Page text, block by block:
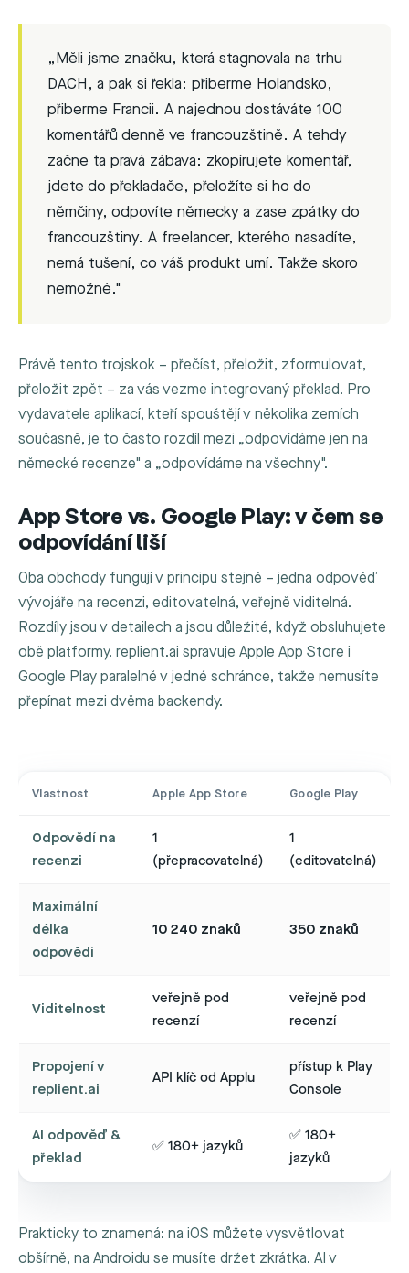
„Měli jsme značku, která stagnovala na trhu
DACH, a pak si řekla: přiberme Holandsko,
přiberme Francii. A najednou dostáváte 100
komentářů denně ve francouzštině. A tehdy
začne ta pravá zábava: zkopírujete komentář,
jdete do překladače, přeložíte si ho do
němčiny, odpovíte německy a zase zpátky do
francouzštiny. A freelancer, kterého nasadíte,
nemá tušení, co váš produkt umí. Takže skoro
nemožné."
Právě tento trojskok – přečíst, přeložit, zformulovat,
přeložit zpět – za vás vezme integrovaný překlad. Pro
vydavatele aplikací, kteří spouštějí v několika zemích
současně, je to často rozdíl mezi „odpovídáme jen na
německé recenze" a „odpovídáme na všechny".
App Store vs. Google Play: v čem se
odpovídání liší
Oba obchody fungují v principu stejně – jedna odpověď
vývojáře na recenzi, editovatelná, veřejně viditelná.
Rozdíly jsou v detailech a jsou důležité, když obsluhujete
obě platformy. replient.ai spravuje Apple App Store i
Google Play paralelně v jedné schránce, takže nemusíte
přepínat mezi dvěma backendy.
Vlastnost Apple App Store Google Play
Odpovědí na
recenzi
1
(přepracovatelná)
1
(editovatelná)
Maximální
délka
odpovědi
10 240 znaků 350 znaků
Viditelnost
veřejně pod
recenzí
veřejně pod
recenzí
Propojení v
replient.ai
API klíč od Applu
přístup k Play
Console
AI odpověď &
překlad
✅ 180+ jazyků
✅ 180+
jazyků
Prakticky to znamená: na iOS můžete vysvětlovat
obšírně, na Androidu se musíte držet zkrátka. AI v